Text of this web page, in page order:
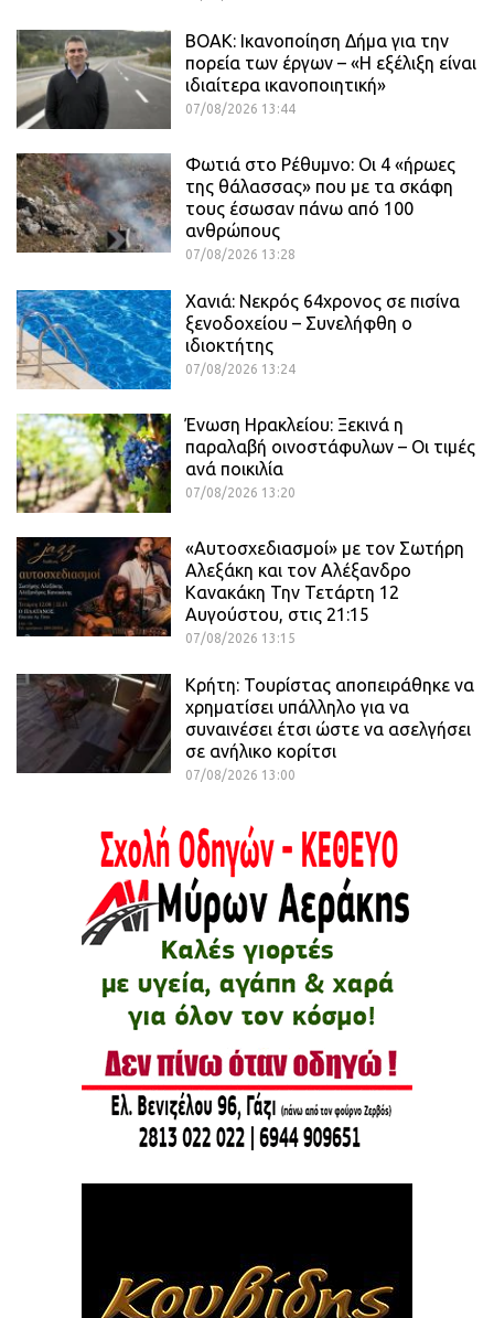
ΒΟΑΚ: Ικανοποίηση Δήμα για την
πορεία των έργων – «Η εξέλιξη είναι
ιδιαίτερα ικανοποιητική»
07/08/2026 13:44
Φωτιά στο Ρέθυμνο: Οι 4 «ήρωες
της θάλασσας» που με τα σκάφη
τους έσωσαν πάνω από 100
ανθρώπους
07/08/2026 13:28
Χανιά: Νεκρός 64χρονος σε πισίνα
ξενοδοχείου – Συνελήφθη ο
ιδιοκτήτης
07/08/2026 13:24
Ένωση Ηρακλείου: Ξεκινά η
παραλαβή οινοστάφυλων – Οι τιμές
ανά ποικιλία
07/08/2026 13:20
«Αυτοσχεδιασμοί» με τον Σωτήρη
Αλεξάκη και τον Αλέξανδρο
Κανακάκη Την Τετάρτη 12
Αυγούστου, στις 21:15
07/08/2026 13:15
Κρήτη: Τουρίστας αποπειράθηκε να
χρηματίσει υπάλληλο για να
συναινέσει έτσι ώστε να ασελγήσει
σε ανήλικο κορίτσι
07/08/2026 13:00